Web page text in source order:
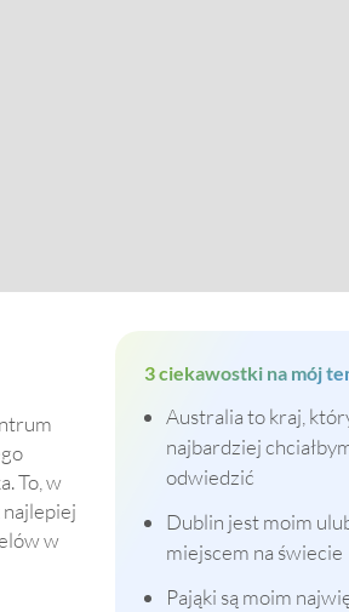
To, w
w
3 ciekawostki na mój
Australia to kraj,
najbardziej
odwiedzić
Dublin jest moim
miejscem na świecie
Pająki są moim